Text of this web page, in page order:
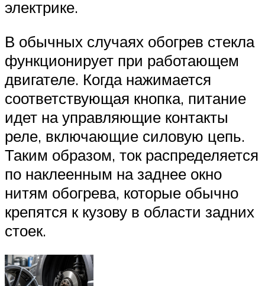
электрике.
В обычных случаях обогрев стекла
функционирует при работающем
двигателе. Когда нажимается
соответствующая кнопка, питание
идет на управляющие контакты
реле, включающие силовую цепь.
Таким образом, ток распределяется
по наклеенным на заднее окно
нитям обогрева, которые обычно
крепятся к кузову в области задних
стоек.